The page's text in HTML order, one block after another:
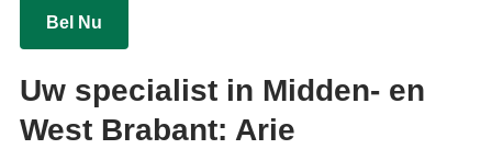
Bel Nu
Uw specialist in Midden- en
West Brabant: Arie